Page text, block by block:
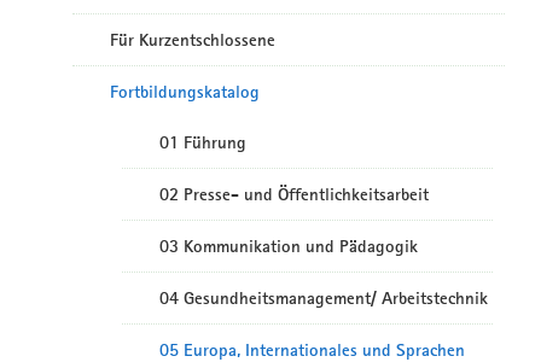
Für Kurzentschlossene
Fortbildungskatalog
01 Führung
02 Presse- und Öffentlichkeitsarbeit
03 Kommunikation und Pädagogik
04 Gesundheitsmanagement/ Arbeitstechnik
05 Europa, Internationales und Sprachen